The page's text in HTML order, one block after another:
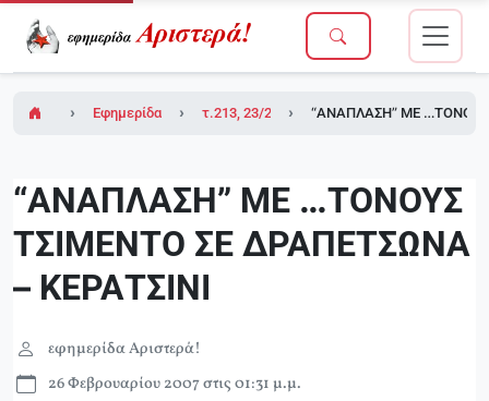
Εφημερίδα Αριστερά!τ.213, 23/2/2007 (σε ένθετο οι σελίδες της
“ΑΝΑΠΛΑΣΗ” ΜΕ …ΤΟΝΟΥΣ
“ΑΝΑΠΛΑΣΗ” ΜΕ …ΤΟΝΟΥΣ
ΤΣΙΜΕΝΤΟ ΣΕ ΔΡΑΠΕΤΣΩΝΑ
– ΚΕΡΑΤΣΙΝΙ
εφημερίδα Αριστερά!
26 Φεβρουαρίου 2007 στις 01:31 μ.μ.